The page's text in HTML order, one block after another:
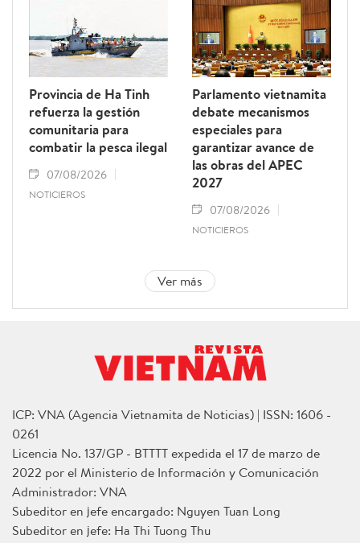
Provincia de Ha Tinh
refuerza la gestión
comunitaria para
combatir la pesca ilegal
07/08/2026
NOTICIEROS
Parlamento vietnamita
debate mecanismos
especiales para
garantizar avance de
las obras del APEC
2027
07/08/2026
NOTICIEROS
Ver más
ICP: VNA (Agencia Vietnamita de Noticias) | ISSN: 1606 -
0261
Licencia No. 137/GP - BTTTT expedida el 17 de marzo de
2022 por el Ministerio de Información y Comunicación
Administrador: VNA
Subeditor en jefe encargado: Nguyen Tuan Long
Subeditor en jefe: Ha Thi Tuong Thu